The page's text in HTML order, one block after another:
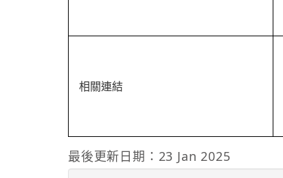
相關連結
最後更新日期：23 Jan 2025